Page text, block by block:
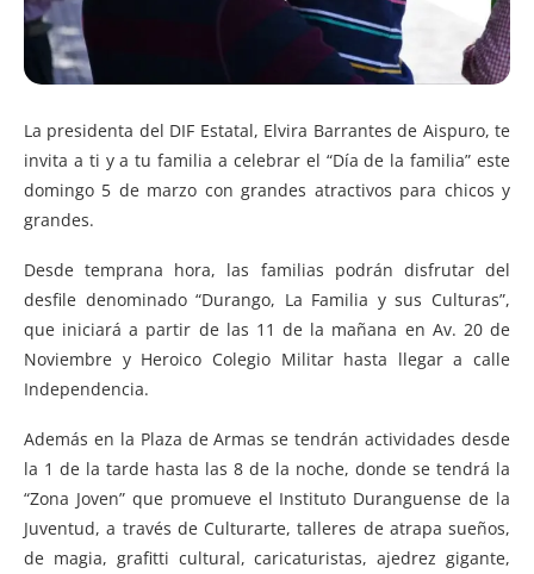
La presidenta del DIF Estatal, Elvira Barrantes de Aispuro, te
invita a ti y a tu familia a celebrar el “Día de la familia” este
domingo 5 de marzo con grandes atractivos para chicos y
grandes.
Desde temprana hora, las familias podrán disfrutar del
desfile denominado “Durango, La Familia y sus Culturas”,
que iniciará a partir de las 11 de la mañana en Av. 20 de
Noviembre y Heroico Colegio Militar hasta llegar a calle
Independencia.
Además en la Plaza de Armas se tendrán actividades desde
la 1 de la tarde hasta las 8 de la noche, donde se tendrá la
“Zona Joven” que promueve el Instituto Duranguense de la
Juventud, a través de Culturarte, talleres de atrapa sueños,
de magia, grafitti cultural, caricaturistas, ajedrez gigante,